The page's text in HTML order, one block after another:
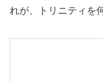
れが、トリニティを